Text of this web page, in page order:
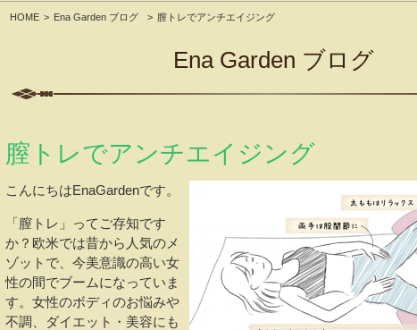
Ena Garden ブログ
膣トレでアンチエイジング
こんにちはEnaGardenです。
「膣トレ」ってご存知です
か？欧米では昔から人気のメ
ゾットで、今美意識の高い女
性の間でブームになっていま
す。女性のボディのお悩みや
不調、ダイエット・美容にも
HOME Ena Garden ブログ 膣トレでアンチエイジング